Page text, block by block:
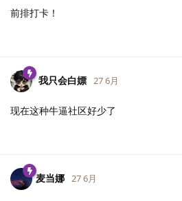
前排打卡！
我只会白嫖 27 6月
现在这种牛逼社区好少了
麦当娜 27 6月